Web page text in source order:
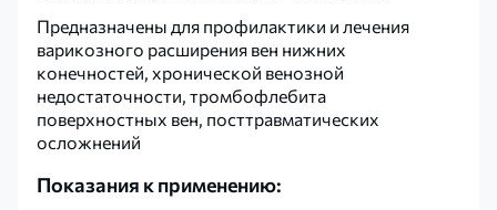
Предназначены для профилактики и лечения
варикозного расширения вен нижних
конечностей, хронической венозной
недостаточности, тромбофлебита
поверхностных вен, посттравматических
осложнений
Показания к применению: